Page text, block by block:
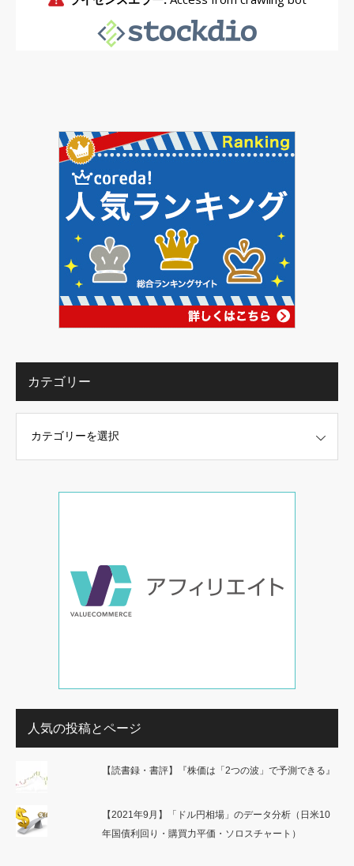
カテゴリー
人気の投稿とページ
【読書録・書評】『株価は「2つの波」で予測できる』
【2021年9月】「ドル円相場」のデータ分析（日米10
年国債利回り・購買力平価・ソロスチャート）